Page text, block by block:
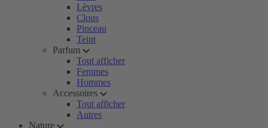
Lèvres
Clous
Pinceau
Teint
Parfum
Tout afficher
Femmes
Hommes
Accessoires
Tout afficher
Autres
Nature